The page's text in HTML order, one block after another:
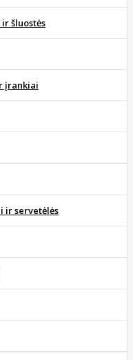
šluostės
įrankiai
ir servetėlės